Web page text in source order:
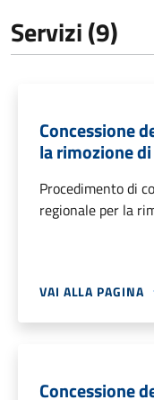
Servizi (9)
Concessione
la rimozione
Procedimento di
regionale per la
VAI ALLA PAGINA
Concessione